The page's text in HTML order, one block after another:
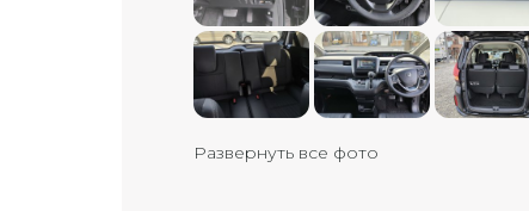
Развернуть все фото